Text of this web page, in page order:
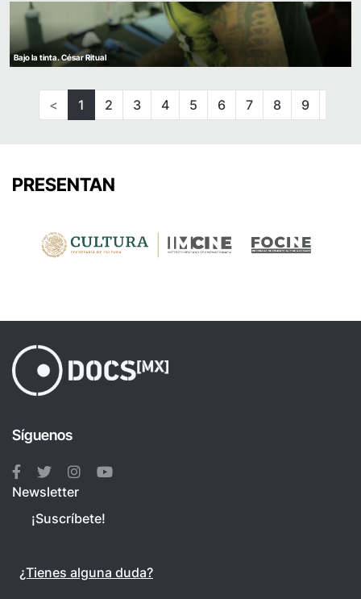
Bajo la tinta. César Ritual
< 1 2 3 4 5 6 7 8 9
PRESENTAN
Síguenos
Newsletter
¡Suscríbete!
¿Tienes alguna duda?